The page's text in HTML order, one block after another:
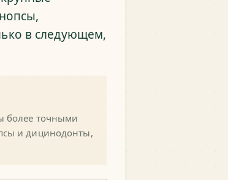
в следующем,
более точными
и дицинодонты,